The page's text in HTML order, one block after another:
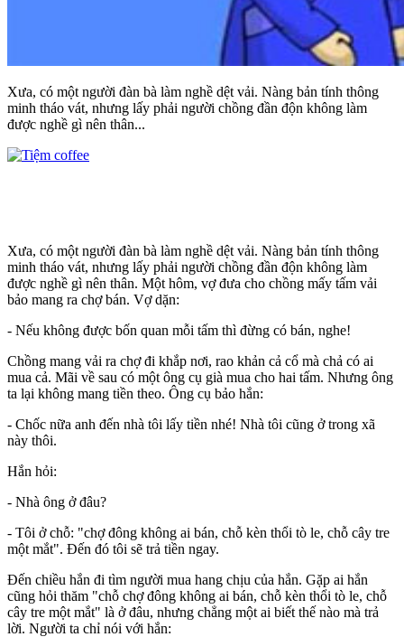
Xưa, có một người đàn bà làm nghề dệt vải. Nàng bản tính thông
minh tháo vát, nhưng lấy phải người chồng đần độn không làm
được nghề gì nên thân...
Xưa, có một người đàn bà làm nghề dệt vải. Nàng bản tính thông
minh tháo vát, nhưng lấy phải người chồng đần độn không làm
được nghề gì nên thân. Một hôm, vợ đưa cho chồng mấy tấm vải
bảo mang ra chợ bán. Vợ dặn:
- Nếu không được bốn quan mỗi tấm thì đừng có bán, nghe!
Chồng mang vải ra chợ đi khắp nơi, rao khản cả cổ mà chả có ai
mua cả. Mãi về sau có một ông cụ già mua cho hai tấm. Nhưng ông
ta lại không mang tiền theo. Ông cụ bảo hắn:
- Chốc nữa anh đến nhà tôi lấy tiền nhé! Nhà tôi cũng ở trong xã
này thôi.
Hắn hỏi:
- Nhà ông ở đâu?
- Tôi ở chỗ: "chợ đông không ai bán, chỗ kèn thổi tò le, chỗ cây tre
một mắt". Đến đó tôi sẽ trả tiền ngay.
Đến chiều hắn đi tìm người mua hang chịu của hắn. Gặp ai hắn
cũng hỏi thăm "chỗ chợ đông không ai bán, chỗ kèn thổi tò le, chỗ
cây tre một mắt" là ở đâu, nhưng chẳng một ai biết thế nào mà trả
lời. Người ta chỉ nói với hắn: